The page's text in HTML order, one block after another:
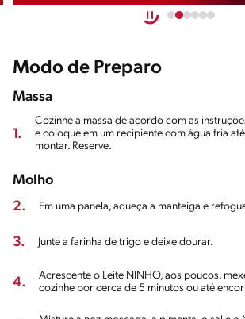
Modo de Preparo
Massa
1.
Cozinhe a massa de acordo com as
e coloque em um recipiente com água fria
montar. Reserve.
Molho
2.
Em uma panela, aqueça a manteiga e
3. Junte a farinha de trigo e deixe dourar.
4.
Acrescente o Leite NINHO, aos poucos,
cozinhe por cerca de 5 minutos ou até